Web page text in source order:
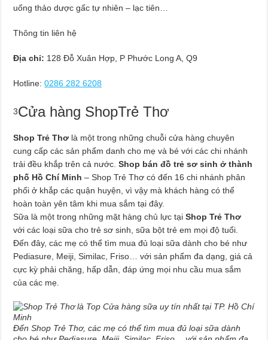
uống thảo dược gấc tự nhiên – lạc tiên…
Thông tin liên hệ
Địa chỉ: 128 Đỗ Xuân Hợp, P Phước Long A, Q9
Hotline: 0286 282 6208
3Cửa hàng ShopTrẻ Thơ
Shop Trẻ Thơ là một trong những chuỗi cửa hàng chuyên
cung cấp các sản phẩm danh cho mẹ và bé với các chi nhánh
trải đều khắp trên cả nước.Shop bán đồ trẻ sơ sinh ở thành
phố Hồ Chí Minh – Shop Trẻ Thơ có đến 16 chi nhánh phân
phối ở khắp các quận huyện, vì vậy mà khách hàng có thể
hoàn toàn yên tâm khi mua sắm tại đây.
Sữa là một trong những mặt hàng chủ lực tạiShop Trẻ Thơ
với các loại sữa cho trẻ sơ sinh, sữa bột trẻ em mọi độ tuổi.
Đến đây, các mẹ có thể tìm mua đủ loại sữa dành cho bé như
Pediasure, Meiji, Similac, Friso… với sản phẩm đa dạng, giá cả
cực kỳ phải chăng, hấp dẫn, đáp ứng mọi nhu cầu mua sắm
của các mẹ.
Đến Shop Trẻ Thơ, các mẹ có thể tìm mua đủ loại sữa dành